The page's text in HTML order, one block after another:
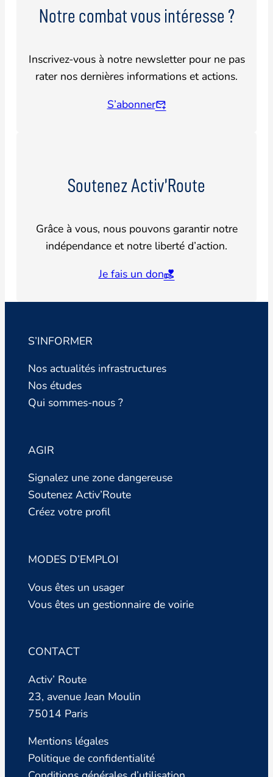
Notre combat vous intéresse ?
Inscrivez-vous à notre newsletter pour ne pas
rater nos dernières informations et actions.
S’abonner
Soutenez Activ’Route
Grâce à vous, nous pouvons garantir notre
indépendance et notre liberté d’action.
Je fais un don
S’INFORMER
Nos actualités infrastructures
Nos études
Qui sommes-nous ?
AGIR
Signalez une zone dangereuse
Soutenez Activ’Route
Créez votre profil
MODES D’EMPLOI
Vous êtes un usager
Vous êtes un gestionnaire de voirie
CONTACT
Activ’ Route
23, avenue Jean Moulin
75014 Paris
Mentions légales
Politique de confidentialité